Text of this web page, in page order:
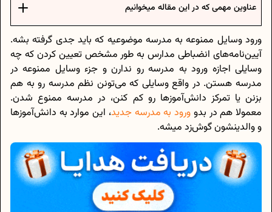
عناوین مهمی که در این مقاله میخوانیم
ورود وسایل ممنوعه به مدرسه موضوعیه که باید جدی گرفته بشه.
آیین‌نامه‌های انضباطی مدارس به‌ طور مشخص تعیین کردن که چه
وسایلی اجازه ورود به مدرسه رو ندارن و جزء وسایل ممنوعه در
مدرسه هستن. در واقع وسایلی که می‌تونن نظم مدرسه رو به هم
بزنن یا تمرکز دانش‌آموزها رو کم کنن، در مدرسه ممنوع شدن.
معمولا هم در بدو ورود به مدرسه‌ جدید، این موارد به دانش‌آموزها
و والدینشون گوش‌زد میشه.